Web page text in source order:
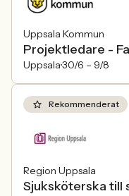
Uppsala Kommun
Projektledare -
Uppsala30/6 – 9/8
Rekommenderat
Region Uppsala
Sjuksköterska till